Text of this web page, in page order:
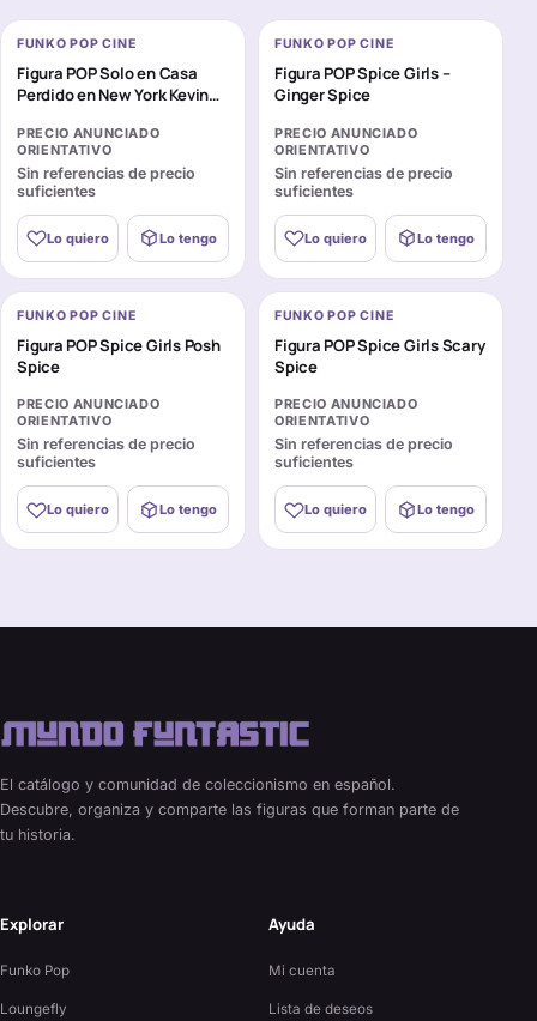
FUNKO POP CINE
Figura POP Solo en Casa
Perdido en New York Kevin
PRECIO ANUNCIADO
ORIENTATIVO
Sin referencias de precio
suficientes
Lo quiero Lo tengo
FUNKO POP CINE
Figura POP Spice Girls –
Ginger Spice
PRECIO ANUNCIADO
ORIENTATIVO
Sin referencias de precio
suficientes
Lo quiero Lo tengo
FUNKO POP CINE
Figura POP Spice Girls Posh
Spice
PRECIO ANUNCIADO
ORIENTATIVO
Sin referencias de precio
suficientes
Lo quiero Lo tengo
FUNKO POP CINE
Figura POP Spice Girls Scary
Spice
PRECIO ANUNCIADO
ORIENTATIVO
Sin referencias de precio
suficientes
Lo quiero Lo tengo
El catálogo y comunidad de coleccionismo en español.
Descubre, organiza y comparte las figuras que forman parte de
tu historia.
Explorar
Funko Pop
Loungefly
Ayuda
Mi cuenta
Lista de deseos